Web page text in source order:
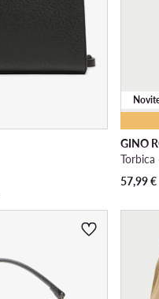
GINO
Torbica
57,99€